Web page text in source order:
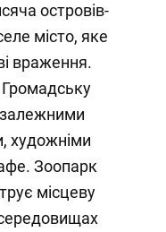
островів-
місто, яке
враження.
Громадську
художніми
Зоопарк
місцеву